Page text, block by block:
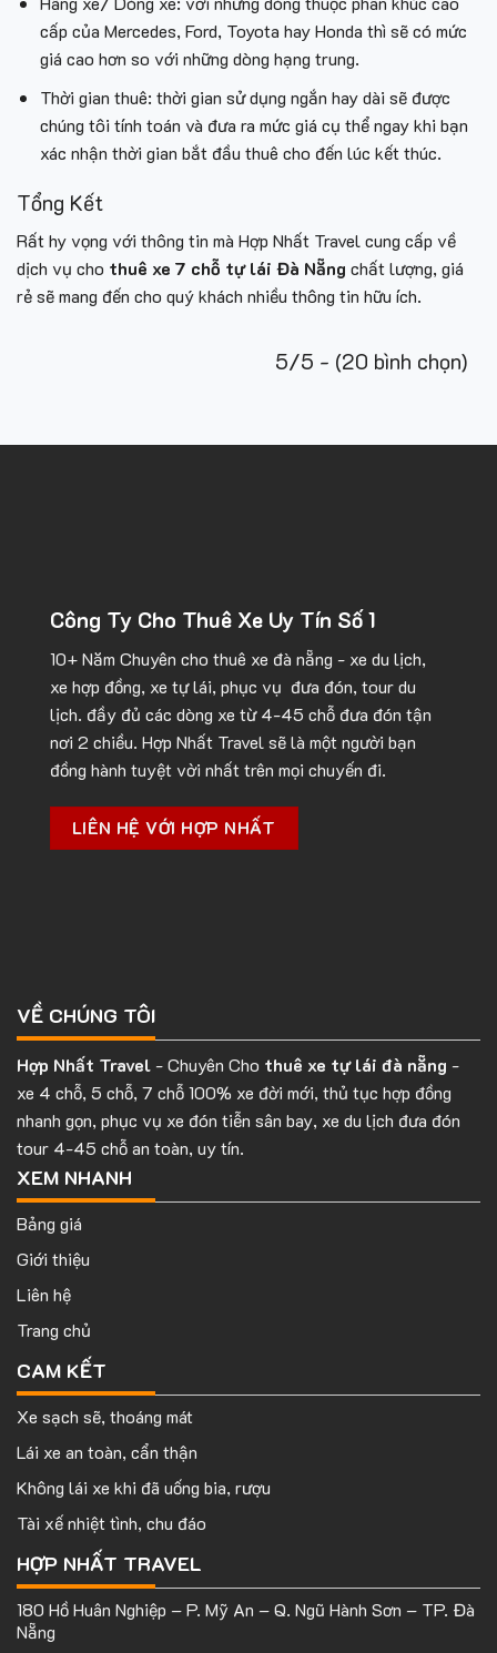
cấp của Mercedes, Ford, Toyota hay Honda thì sẽ có mức
giá cao hơn so với những dòng hạng trung.
Thời gian thuê: thời gian sử dụng ngắn hay dài sẽ được
chúng tôi tính toán và đưa ra mức giá cụ thể ngay khi bạn
xác nhận thời gian bắt đầu thuê cho đến lúc kết thúc.
Tổng Kết
Rất hy vọng với thông tin mà Hợp Nhất Travelcung cấp về
dịch vụ cho thuê xe 7 chỗ tự lái Đà Nẵng chất lượng, giá
rẻ sẽ mang đến cho quý khách nhiều thông tin hữu ích.
5/5 - (20 bình chọn)
Công Ty Cho Thuê Xe Uy Tín Số 1
10+ Năm Chuyên cho thuê xe đà nẵng - xe du lịch,
xe hợp đồng, xe tự lái, phục vụ đưa đón, tour du
lịch. đầy đủ các dòng xe từ 4-45 chỗ đưa đón tận
nơi 2 chiều. Hợp Nhất Travel sẽ là một người bạn
đồng hành tuyệt vời nhất trên mọi chuyến đi.
LIÊN HỆ VỚI HỢP NHẤT
VỀ CHÚNG TÔI
Hợp Nhất Travel - Chuyên Cho thuê xe tự lái đà nẵng -
xe 4 chỗ, 5 chỗ, 7 chỗ 100% xe đời mới, thủ tục hợp đồng
nhanh gọn, phục vụ xe đón tiễn sân bay, xe du lịch đưa đón
tour 4-45 chỗ an toàn, uy tín.
XEM NHANH
Bảng giá
Giới thiệu
Liên hệ
Trang chủ
CAM KẾT
Xe sạch sẽ, thoáng mát
Lái xe an toàn, cẩn thận
Không lái xe khi đã uống bia, rượu
Tài xế nhiệt tình, chu đáo
HỢP NHẤT TRAVEL
180 Hồ Huân Nghiệp – P. Mỹ An – Q. Ngũ Hành Sơn – TP. Đà
Nẵng